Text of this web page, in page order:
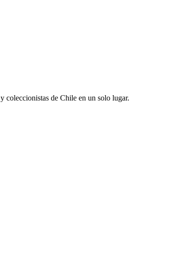
coleccionistas de Chile en un solo lugar.